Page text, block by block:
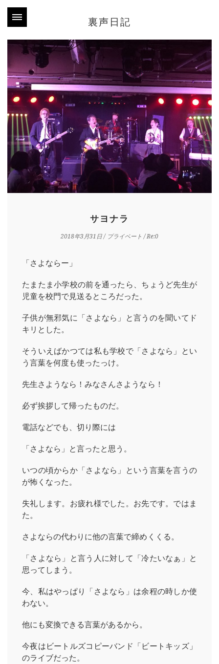
裏声日記
サヨナラ
2018年3月31日/ プライベート / Re:0
「さよならー」
たまたま小学校の前を通ったら、ちょうど先生が
児童を校門で見送るところだった。
子供が無邪気に「さよなら」と言うのを聞いてド
キリとした。
そういえばかつては私も学校で「さよなら」とい
う言葉を何度も使ったっけ。
先生さようなら！みなさんさようなら！
必ず挨拶して帰ったものだ。
電話などでも、切り際には
「さよなら」と言ったと思う。
いつの頃からか「さよなら」という言葉を言うの
が怖くなった。
失礼します。お疲れ様でした。お先です。ではま
た。
さよならの代わりに他の言葉で締めくくる。
「さよなら」と言う人に対して「冷たいなぁ」と
思ってしまう。
今、私はやっぱり「さよなら」は余程の時しか使
わない。
他にも変換できる言葉があるから。
今夜はビートルズコピーバンド「ビートキッズ」
のライブだった。